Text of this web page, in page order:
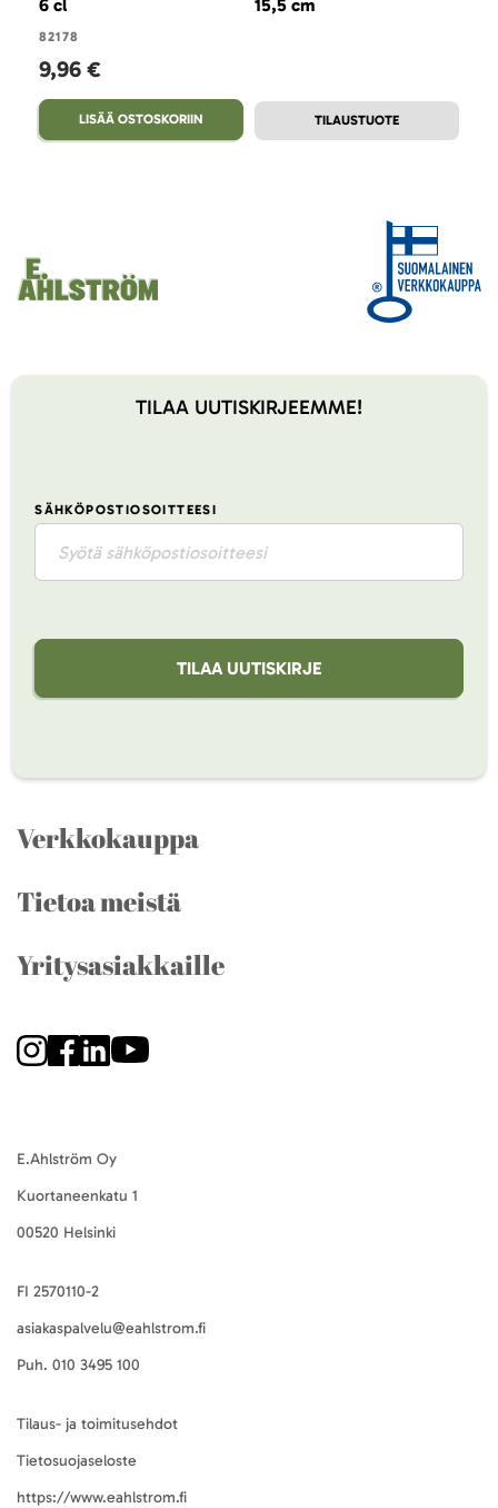
6 cl
82178
9,96 €
LISÄÄ OSTOSKORIIN
15,5 cm
TILAUSTUOTE
TILAA UUTISKIRJEEMME!
SÄHKÖPOSTIOSOITTEESI
TILAA UUTISKIRJE
Verkkokauppa
Tietoa meistä
Yritysasiakkaille
E.Ahlström Oy
Kuortaneenkatu 1
00520 Helsinki
FI 2570110-2
asiakaspalvelu@eahlstrom.fi
Puh. 010 3495 100
Tilaus- ja toimitusehdot
Tietosuojaseloste
https://www.eahlstrom.fi